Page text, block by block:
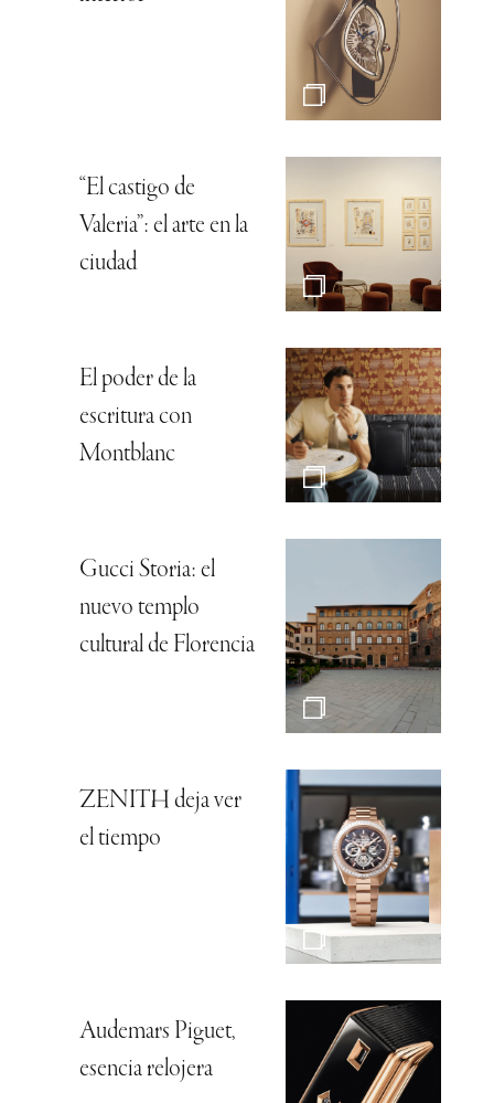
“El castigo de
Valeria”: el arte en la
ciudad
El poder de la
escritura con
Montblanc
Gucci Storia: el
nuevo templo
cultural de Florencia
ZENITH deja ver
el tiempo
Audemars Piguet,
esencia relojera